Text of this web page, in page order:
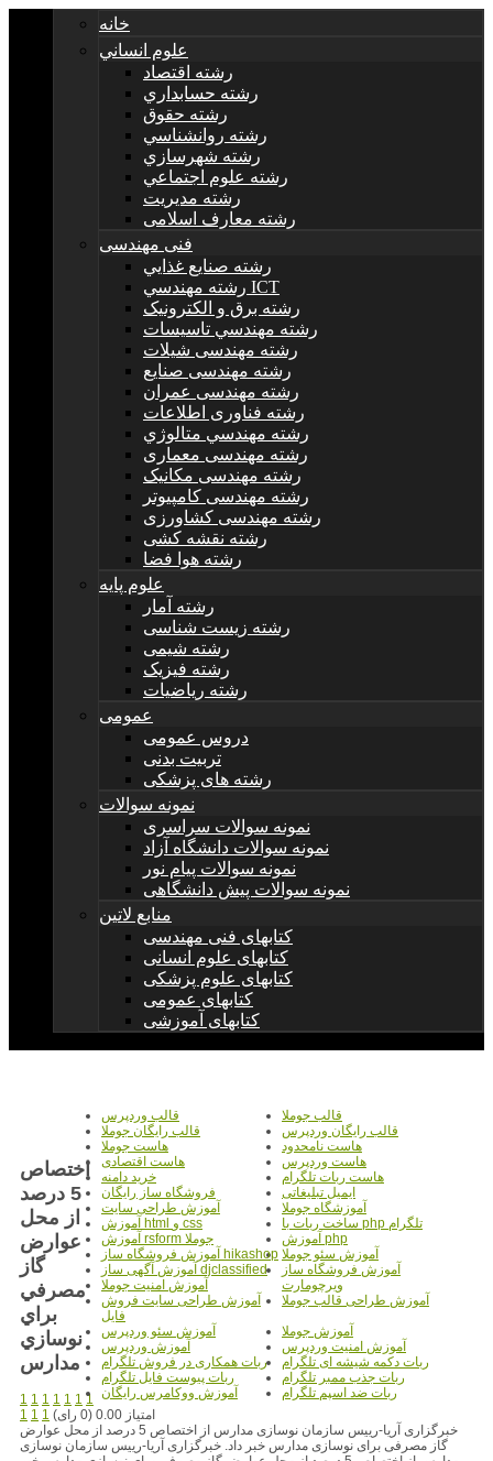
خانه
علوم انساني
رشته اقتصاد
رشته حسابداري
رشته حقوق
رشته روانشناسي
رشته شهرسازي
رشته علوم اجتماعي
رشته مديريت
رشته معارف اسلامی
فنی مهندسی
رشته صنايع غذايي
رشته مهندسي ICT
رشته برق و الکترونيک
رشته مهندسي تاسيسات
رشته مهندسی شیلات
رشته مهندسی صنایع
رشته مهندسی عمران
رشته فناوری اطلاعات
رشته مهندسي متالوژي
رشته مهندسی معماری
رشته مهندسی مکانیک
رشته مهندسی کامپیوتر
رشته مهندسی کشاورزی
رشته نقشه کشی
رشته هوا فضا
علوم پایه
رشته آمار
رشته زیست شناسی
رشته شیمی
رشته فیزیک
رشته ریاضیات
عمومی
دروس عمومی
تربیت بدنی
رشته های پزشکی
نمونه سوالات
نمونه سوالات سراسری
نمونه سوالات دانشگاه آزاد
نمونه سوالات پیام نور
نمونه سوالات پیش دانشگاهی
منابع لاتین
کتابهای فنی مهندسی
کتابهای علوم انسانی
کتابهای علوم پزشکی
کتابهای عمومی
کتابهای آموزشی
قالب جوملا
قالب وردپرس
قالب رایگان وردپرس
قالب رایگان جوملا
هاست نامحدود
هاست جوملا
هاست وردپرس
هاست اقتصادی
هاست ربات تلگرام
خرید دامنه
ایمیل تبلیغاتی
فروشگاه ساز رایگان
آموزشگاه جوملا
آموزش طراحی سایت
ساخت ربات با php تلگرام
آموزش html و css
آموزش php
آموزش rsform جوملا
آموزش سئو جوملا آموزش فروشگاه ساز hikashop
آموزش فروشگاه ساز
ویرچومارت
آموزش آگهی ساز djclassified
آموزش امنیت جوملا
آموزش طراحی قالب جوملا
آموزش طراحی سایت فروش
فایل
آموزش جوملا
آموزش سئو وردپرس
آموزش امنیت وردپرس
آموزش وردپرس
ربات دکمه شیشه ای تلگرام
ربات همکاری در فروش تلگرام
ربات جذب ممبر تلگرام
ربات پیوست فایل تلگرام
ربات ضد اسپم تلگرام
آموزش ووکامرس رایگان
اختصاص
5 درصد
از محل
عوارض
گاز
مصرفي
براي
نوسازي
مدارس
1 1 1 1 1 1 1
1 1 1
امتیاز 0.00 (0 رای)
خبرگزاری آریا-رییس سازمان نوسازی مدارس از اختصاص 5 درصد از محل عوارض
گاز مصرفی برای نوسازی مدارس خبر داد. خبرگزاری آریا-رییس سازمان نوسازی